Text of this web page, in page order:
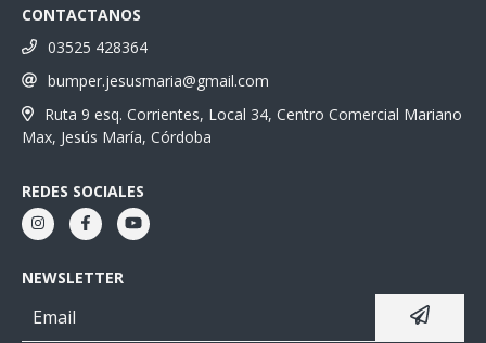
CONTACTANOS
03525 428364
bumper.jesusmaria@gmail.com
Ruta 9 esq. Corrientes, Local 34, Centro Comercial Mariano
Max, Jesús María, Córdoba
REDES SOCIALES
NEWSLETTER